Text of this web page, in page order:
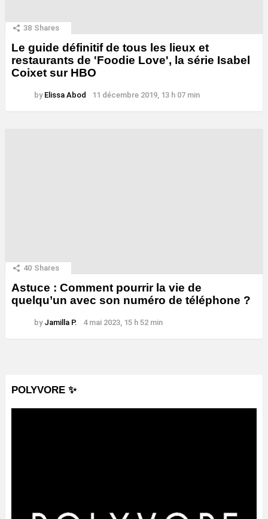
38 Shares
Le guide définitif de tous les lieux et
restaurants de 'Foodie Love', la série Isabel
Coixet sur HBO
by Elissa Abod 11 décembre 2019, 13 h 07 min
40 Shares
Astuce : Comment pourrir la vie de
quelqu’un avec son numéro de téléphone ?
by Jamilla P. 4 mai 2023, 15 h 52 min
POLYVORE ✨